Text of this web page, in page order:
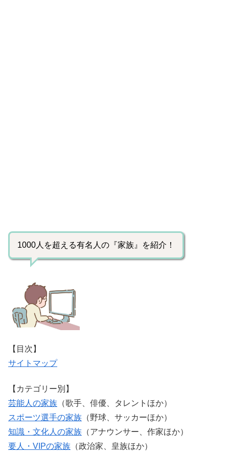
1000人を超える有名人の『家族』を紹介！
【目次】
サイトマップ
【カテゴリー別】
芸能人の家族 （歌手、俳優、タレントほか）
スポーツ選手の家族 （野球、サッカーほか）
知識・文化人の家族 （アナウンサー、作家ほか）
要人・VIPの家族 （政治家、皇族ほか）